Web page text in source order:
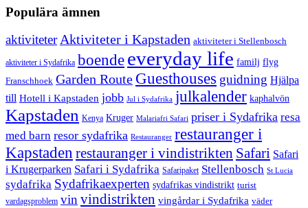
Populära ämnen
aktiviteterAktiviteter i Kapstaden aktiviteter i Stellenbosch
aktiviteter i Sydafrika boende everyday life familj flyg
Franschhoek Garden Route Guesthouses guidning Hjälpa
till Hotell i Kapstaden jobb Jul i Sydafrika julkalender kaphalvön
Kapstaden Kenya Kruger Malariafri Safari priser i Sydafrika resa
med barn resor sydafrika Restauranger restauranger i
Kapstaden restauranger i vindistrikten Safari Safari
i Krugerparken Safari i Sydafrika Safaripaket Stellenbosch St Lucia
sydafrika Sydafrikaexperten sydafrikas vindistrikt turist
vardagsproblem vinvindistrikten vingårdar i Sydafrika väder